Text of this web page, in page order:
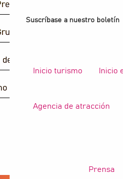
Suscríbase a nuestro boletín
Inicio turismo Inicio
Agencia de atracción
Prensa
atracción
llegar ?